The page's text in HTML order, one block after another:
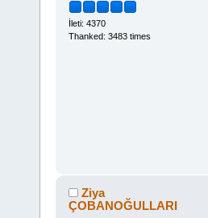
İleti: 4370
Thanked: 3483 times
Ziya
ÇOBANOĞULLARI